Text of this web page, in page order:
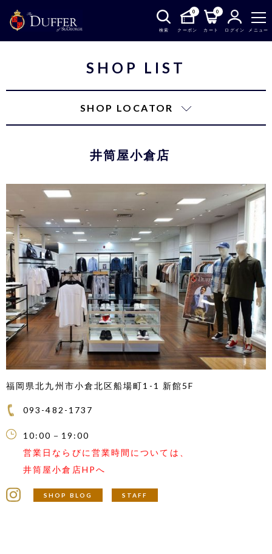
検索
0
クーポン
0
カート ログイン メニュー
SHOP LIST
SHOP LOCATOR
井筒屋小倉店
福岡県北九州市小倉北区船場町1-1 新館5F
093-482-1737
10:00－19:00
営業日ならびに営業時間については、
井筒屋小倉店HPへ
SHOP BLOG STAFF